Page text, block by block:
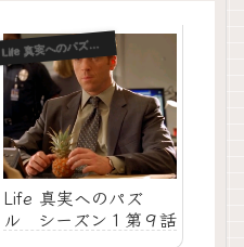
L
ife 真実へのパズル-S1
Life 真実へのパズ
ル シーズン１第９話